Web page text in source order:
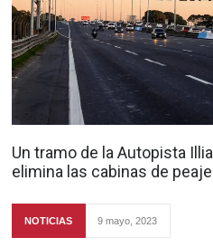
Un tramo de la Autopista Illia
elimina las cabinas de peaje
NOTICIAS 9 mayo, 2023